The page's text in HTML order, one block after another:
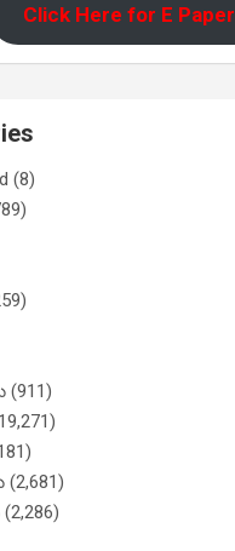
Click Here for E Paper
(8)
(911)
(2,681)
(2,286)